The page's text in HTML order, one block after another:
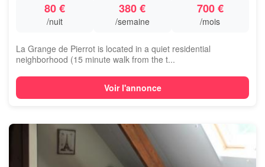
80 €
/nuit
380 €
/semaine
700 €
/mois
La Grange de Pierrot is located in a quiet residential
neighborhood (15 minute walk from the t...
Voir l'annonce